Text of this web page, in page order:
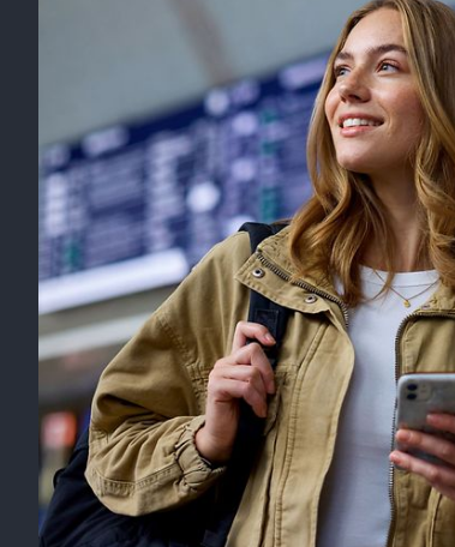
Möchten Sie zuweitergeleitet werden?
Abbrechen